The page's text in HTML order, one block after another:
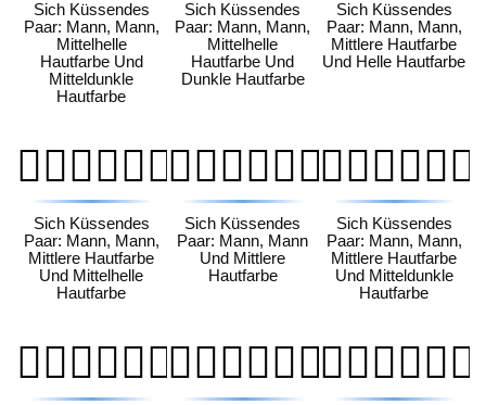
Sich Küssendes
Paar: Mann, Mann,
Mittelhelle
Hautfarbe Und
Mitteldunkle
Hautfarbe
Sich Küssendes
Paar: Mann, Mann,
Mittelhelle
Hautfarbe Und
Dunkle Hautfarbe
Sich Küssendes
Paar: Mann, Mann,
Mittlere Hautfarbe
Und Helle Hautfarbe
👨🏽‍❤️‍💋‍👨🏼
Sich Küssendes
Paar: Mann, Mann,
Mittlere Hautfarbe
Und Mittelhelle
Hautfarbe
👨🏽‍❤️‍💋‍👨🏽
Sich Küssendes
Paar: Mann, Mann
Und Mittlere
Hautfarbe
👨🏽‍❤️‍💋‍👨🏾
Sich Küssendes
Paar: Mann, Mann,
Mittlere Hautfarbe
Und Mitteldunkle
Hautfarbe
👨🏽‍❤️‍💋‍👨🏿👨🏾‍❤️‍💋‍👨🏻👨🏾‍❤️‍💋‍👨🏼